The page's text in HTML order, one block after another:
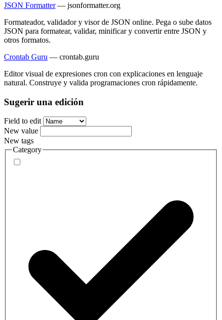
JSON Formatter — jsonformatter.org
Formateador, validador y visor de JSON online. Pega o sube datos
JSON para formatear, validar, minificar y convertir entre JSON y
otros formatos.
Crontab Guru — crontab.guru
Editor visual de expresiones cron con explicaciones en lenguaje
natural. Construye y valida programaciones cron rápidamente.
Sugerir una edición
Field to edit
New value
New tags
Category